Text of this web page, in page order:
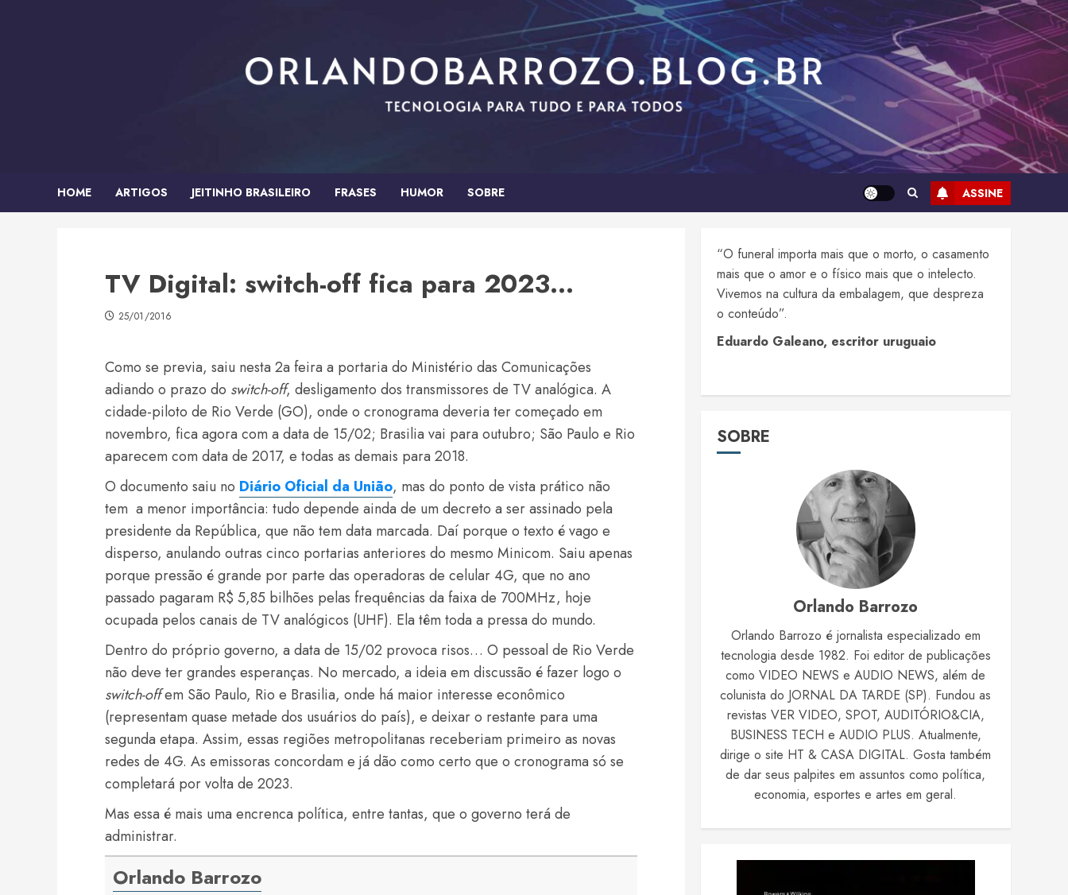
HOME ARTIGOS JEITINHO BRASILEIRO FRASES HUMOR SOBRE ASSINE
TV Digital: switch-off fica para 2023…
25/01/2016
Como se previa, saiu nesta 2a feira a portaria do Ministério das Comunicações
adiando o prazo do switch-off, desligamento dos transmissores de TV analógica. A
cidade-piloto de Rio Verde (GO), onde o cronograma deveria ter começado em
novembro, fica agora com a data de 15/02; Brasilia vai para outubro; São Paulo e Rio
aparecem com data de 2017, e todas as demais para 2018.
O documento saiu no Diário Oficial da União, mas do ponto de vista prático não
tem a menor importância: tudo depende ainda de um decreto a ser assinado pela
presidente da República, que não tem data marcada. Daí porque o texto é vago e
disperso, anulando outras cinco portarias anteriores do mesmo Minicom. Saiu apenas
porque pressão é grande por parte das operadoras de celular 4G, que no ano
passado pagaram R$ 5,85 bilhões pelas frequências da faixa de 700MHz, hoje
ocupada pelos canais de TV analógicos (UHF). Ela têm toda a pressa do mundo.
Dentro do próprio governo, a data de 15/02 provoca risos… O pessoal de Rio Verde
não deve ter grandes esperanças. No mercado, a ideia em discussão é fazer logo o
switch-offem São Paulo, Rio e Brasilia, onde há maior interesse econômico
(representam quase metade dos usuários do país), e deixar o restante para uma
segunda etapa. Assim, essas regiões metropolitanas receberiam primeiro as novas
redes de 4G. As emissoras concordam e já dão como certo que o cronograma só se
completará por volta de 2023.
Mas essa é mais uma encrenca política, entre tantas, que o governo terá de
administrar.
Orlando Barrozo
“O funeral importa mais que o morto, o casamento
mais que o amor e o físico mais que o intelecto.
Vivemos na cultura da embalagem, que despreza
o conteúdo”.
Eduardo Galeano, escritor uruguaio
SOBRE
Orlando Barrozo
Orlando Barrozo é jornalista especializado em
tecnologia desde 1982. Foi editor de publicações
como VIDEO NEWS e AUDIO NEWS, além de
colunista do JORNAL DA TARDE (SP). Fundou as
revistas VER VIDEO, SPOT, AUDITÓRIO&CIA,
BUSINESS TECH e AUDIO PLUS. Atualmente,
dirige o site HT & CASA DIGITAL. Gosta também
de dar seus palpites em assuntos como política,
economia, esportes e artes em geral.